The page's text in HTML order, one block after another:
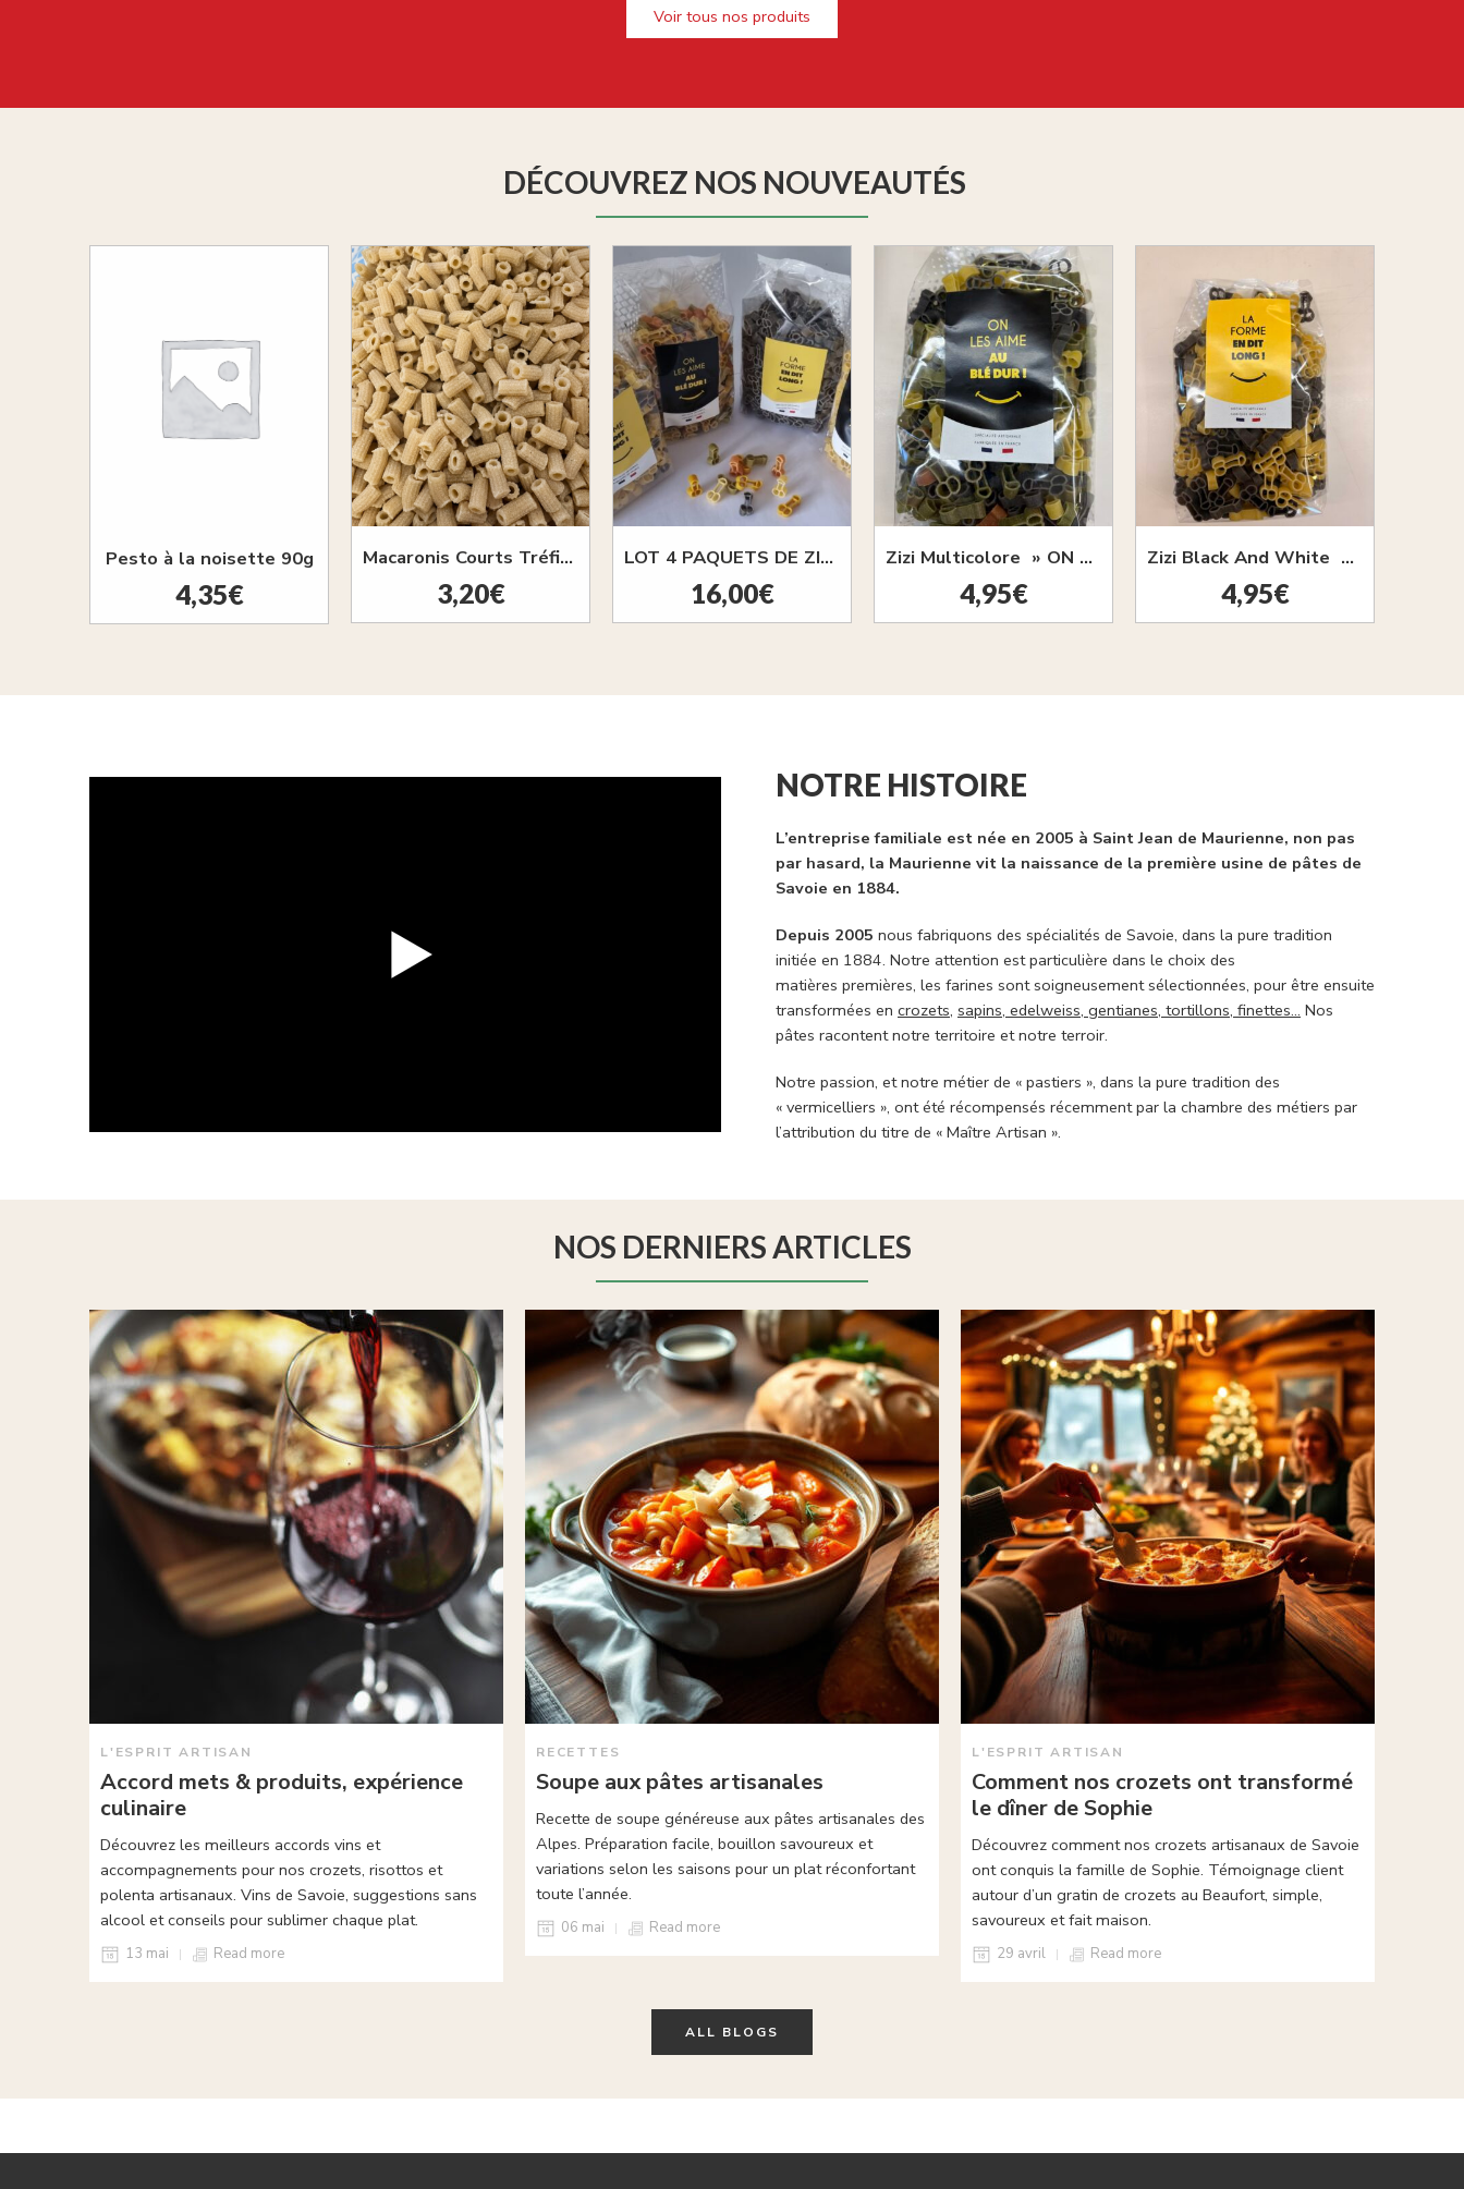
Voir tous nos produits
DÉCOUVREZ NOS NOUVEAUTÉS
Pesto à la noisette 90g
4,35€
Macaronis Courts Tréfilés au bronze 500G
3,20€
LOT 4 PAQUETS DE ZIZI 400G
16,00€
Zizi Multicolore » ON LES AIME AU BLÉ DUR » 400G
4,95€
Zizi Black And White » LA FORME EN DIT LONG » 400G
4,95€
NOTRE HISTOIRE
L’entreprise familiale est née en 2005 à Saint Jean de Maurienne, non pas
par hasard, la Maurienne vit la naissance de la première usine de pâtes de
Savoie en 1884.
Depuis 2005 nous fabriquons des spécialités de Savoie, dans la pure tradition
initiée en 1884. Notre attention est particulière dans le choix des
matières premières, les farines sont soigneusement sélectionnées, pour être ensuite
transformées en crozets, sapins, edelweiss, gentianes, tortillons, finettes… Nos
pâtes racontent notre territoire et notre terroir.
Notre passion, et notre métier de « pastiers », dans la pure tradition des
« vermicelliers », ont été récompensés récemment par la chambre des métiers par
l’attribution du titre de « Maître Artisan ».
NOS DERNIERS ARTICLES
L'ESPRIT ARTISAN
Accord mets & produits, expérience
culinaire
Découvrez les meilleurs accords vins et
accompagnements pour nos crozets, risottos et
polenta artisanaux. Vins de Savoie, suggestions sans
alcool et conseils pour sublimer chaque plat.
13 mai Read more
RECETTES
Soupe aux pâtes artisanales
Recette de soupe généreuse aux pâtes artisanales des
Alpes. Préparation facile, bouillon savoureux et
variations selon les saisons pour un plat réconfortant
toute l’année.
06 mai Read more
L'ESPRIT ARTISAN
Comment nos crozets ont transformé
le dîner de Sophie
Découvrez comment nos crozets artisanaux de Savoie
ont conquis la famille de Sophie. Témoignage client
autour d’un gratin de crozets au Beaufort, simple,
savoureux et fait maison.
29 avril Read more
ALL BLOGS